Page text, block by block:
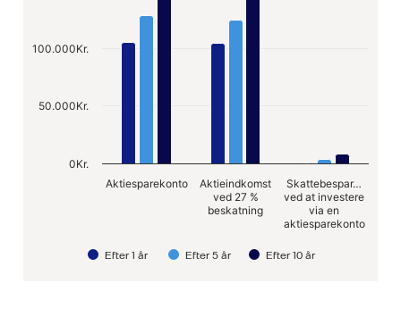
Bar chart with 3 data series.
The chart has 1 X axis displaying
The chart has 1 Y axis displaying
Efter 1 år Efter 5 år Efter 10 år
Aktiesparekonto
Aktieindkomst
ved 27 %
beskatning
Skattebespar…
ved at investere
via en
aktiesparekonto
0Kr.
50.000Kr.
100.000Kr.